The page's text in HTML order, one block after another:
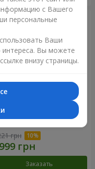
"My Lady"
грн
Заказать
с Вашего
персональные
Ваши
интереса. Вы можете
внизу страницы.